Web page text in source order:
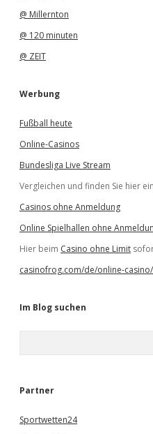
@ Millernton
@ 120 minuten
@ ZEIT
Werbung
Fußball heute
Online-Casinos
Bundesliga Live Stream
Vergleichen und finden Sie hier
Casinos ohne Anmeldung
Online Spielhallen ohne
Hier beim Casino ohne Limit
casinofrog.com/de/online-
Im Blog suchen
e
Partner
Sportwetten24